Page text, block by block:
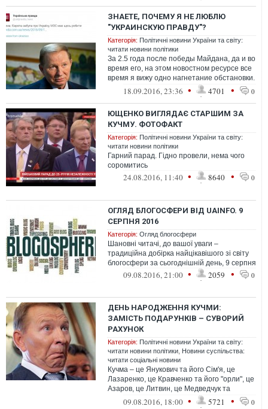
ЗНАЕТЕ, ПОЧЕМУ Я НЕ ЛЮБЛЮ
"УКРАИНСКУЮ ПРАВДУ"?
Категорія: Політичні новини України та світу:
читати новини політики
За 2.5 года после победы Майдана, да и во
время его, на этом новостном ресурсе все
время я вижу одно нагнетание обстановки.
Даже тогда, когда нагнетат...
18.09.2016, 23:36 • 4701 • 0
ЮЩЕНКО ВИГЛЯДАЄ СТАРШИМ ЗА
КУЧМУ. ФОТОФАКТ
Категорія: Політичні новини України та світу:
читати новини політики
Гарний парад. Гідно провели, нема чого
соромитись
24.08.2016, 11:40 • 8640 • 0
ОГЛЯД БЛОГОСФЕРИ ВІД UAINFO. 9
СЕРПНЯ 2016
Категорія: Огляд блогосфери
Шановні читачі, до вашої уваги –
традиційна добірка найцікавішого зі світу
блогосфери за сьогоднішній день, 9 серпня
09.08.2016, 21:00 • 2059 • 0
ДЕНЬ НАРОДЖЕННЯ КУЧМИ:
ЗАМІСТЬ ПОДАРУНКІВ – СУВОРИЙ
РАХУНОК
Категорія: Політичні новини України та світу:
читати новини політики Новини суспільства:
читати соціальні новини
Кучма – це Янукович та його Сім'я, це
Лазаренко, це Кравченко та його "орли", це
Азаров, це Литвин, це Медведчук та
Шуфрич, це Льовочкин, це Табачник,...
09.08.2016, 18:00 • 5721 • 0